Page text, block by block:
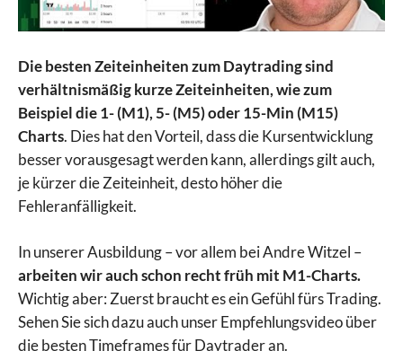
Die besten Zeiteinheiten zum Daytrading sind
verhältnismäßig kurze Zeiteinheiten, wie zum
Beispiel die 1- (M1), 5- (M5) oder 15-Min (M15)
Charts. Dies hat den Vorteil, dass die Kursentwicklung
besser vorausgesagt werden kann, allerdings gilt auch,
je kürzer die Zeiteinheit, desto höher die
Fehleranfälligkeit.
In unserer Ausbildung – vor allem bei Andre Witzel –
arbeiten wir auch schon recht früh mit M1-Charts.
Wichtig aber: Zuerst braucht es ein Gefühl fürs Trading.
Sehen Sie sich dazu auch unser Empfehlungsvideo über
die besten Timeframes für Daytrader an.